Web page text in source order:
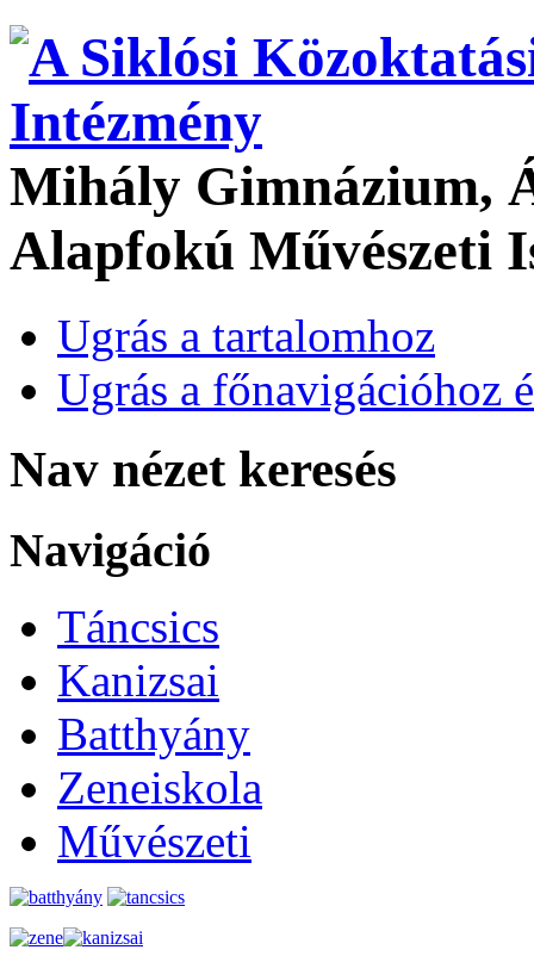
Mihály Gimnázium,
Alapfokú Művészeti
Ugrás a tartalomhoz
Ugrás a főnavigációhoz
Nav nézet keresés
Navigáció
Táncsics
Kanizsai
Batthyány
Zeneiskola
Művészeti